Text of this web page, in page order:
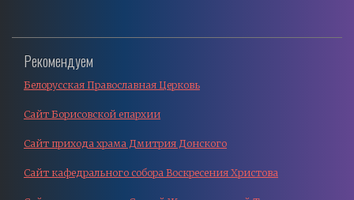
Рекомендуем
Белорусская Православная Церковь
Сайт Борисовской епархии
Сайт прихода храма Дмитрия Донского
Сайт кафедрального собора Воскресения Христова